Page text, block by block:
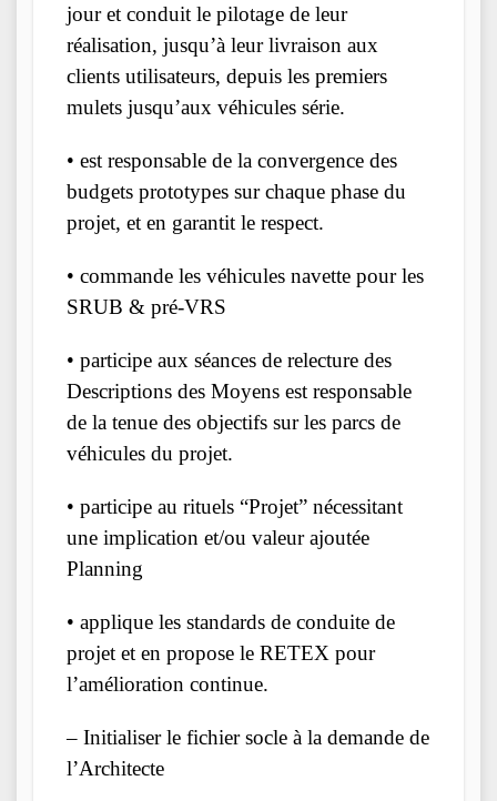
jour et conduit le pilotage de leur
réalisation, jusqu’à leur livraison aux
clients utilisateurs, depuis les premiers
mulets jusqu’aux véhicules série.
• est responsable de la convergence des
budgets prototypes sur chaque phase du
projet, et en garantit le respect.
• commande les véhicules navette pour les
SRUB & pré-VRS
• participe aux séances de relecture des
Descriptions des Moyens est responsable
de la tenue des objectifs sur les parcs de
véhicules du projet.
• participe au rituels “Projet” nécessitant
une implication et/ou valeur ajoutée
Planning
• applique les standards de conduite de
projet et en propose le RETEX pour
l’amélioration continue.
– Initialiser le fichier socle à la demande de
l’Architecte